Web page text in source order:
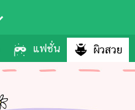
แฟชั่น ผิวสวย